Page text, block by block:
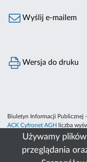
Używamy
przeglądania
Wyślij e-mailem
Wersja do druku
Biuletyn Informacji Publicznej
ACK Cyfronet AGH
liczba